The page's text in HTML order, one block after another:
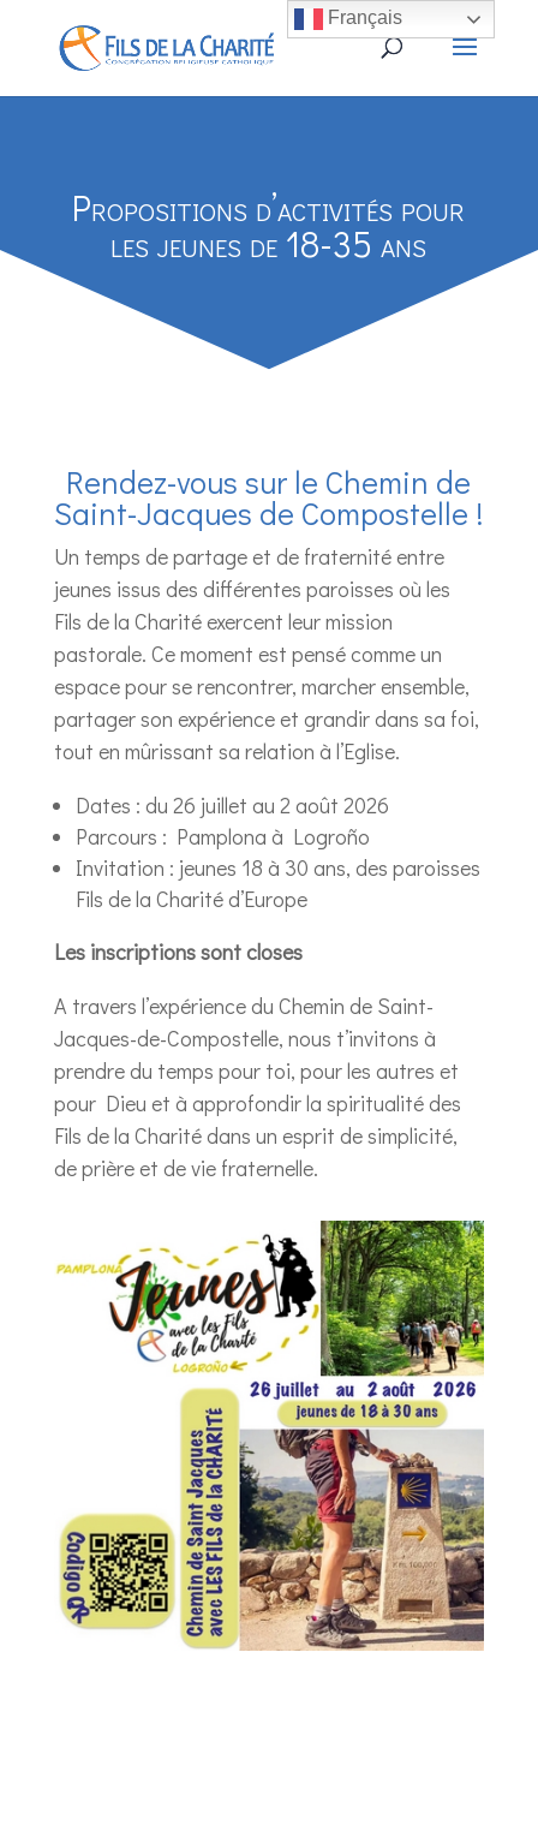
Propositions d’activités pour
les jeunes de 18-35 ans
Rendez-vous sur le Chemin de
Saint-Jacques de Compostelle !
Un temps de partage et de fraternité entre
jeunes issus des différentes paroisses où les
Fils de la Charité exercent leur mission
pastorale. Ce moment est pensé comme un
espace pour se rencontrer, marcher ensemble,
partager son expérience et grandir dans sa foi,
tout en mûrissant sa relation à l’Eglise.
Dates : du 26 juillet au 2 août 2026
Parcours : Pamplona à Logroño
Invitation : jeunes 18 à 30 ans, des paroisses
Fils de la Charité d’Europe
Les inscriptions sont closes
A travers l’expérience du Chemin de Saint-
Jacques-de-Compostelle, nous t’invitons à
prendre du temps pour toi, pour les autres et
pour Dieu et à approfondir la spiritualité des
Fils de la Charité dans un esprit de simplicité,
de prière et de vie fraternelle.
Français